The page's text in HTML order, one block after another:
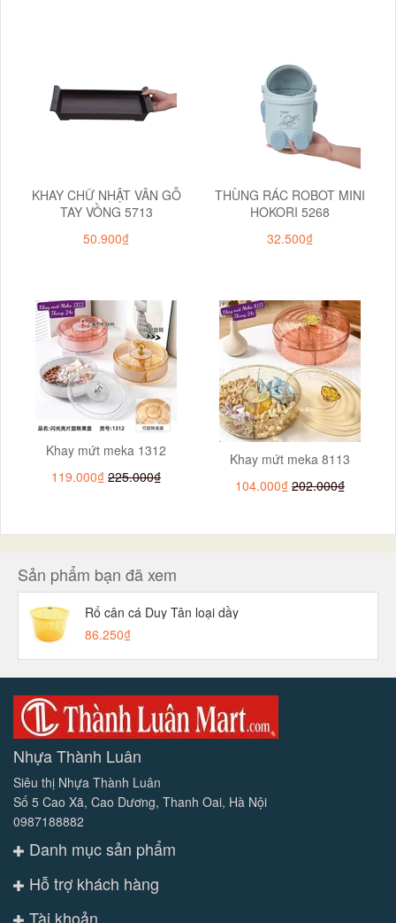
KHAY CHỮ NHẬT VÂN GỖ
TAY VỒNG 5713
50.900₫
THÙNG RÁC ROBOT MINI
HOKORI 5268
32.500₫
Khay mứt meka 1312
119.000₫ 225.000₫
Khay mứt meka 8113
104.000₫ 202.000₫
Sản phẩm bạn đã xem
Rổ cân cá Duy Tân loại dầy
86.250₫
Nhựa Thành Luân
Siêu thị Nhựa Thành Luân
Số 5 Cao Xã, Cao Dương, Thanh Oai, Hà Nội
0987188882
Danh mục sản phẩm
Hỗ trợ khách hàng
Tài khoản